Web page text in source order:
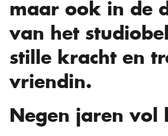
maar ook in de
van het
stille kracht en
vriendin.
Negen jaren vol